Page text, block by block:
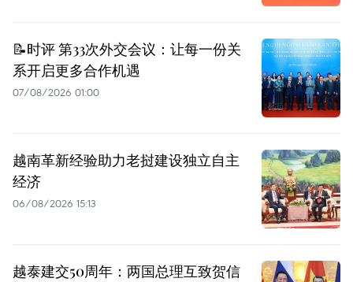
📝时评 第33次外交会议：让每一份关
系开启更多合作机遇
07/08/2026 01:00
越南革新经验助力老挝建设独立自主
经济
06/08/2026 15:13
越泰建交50周年：两国总理互致贺信